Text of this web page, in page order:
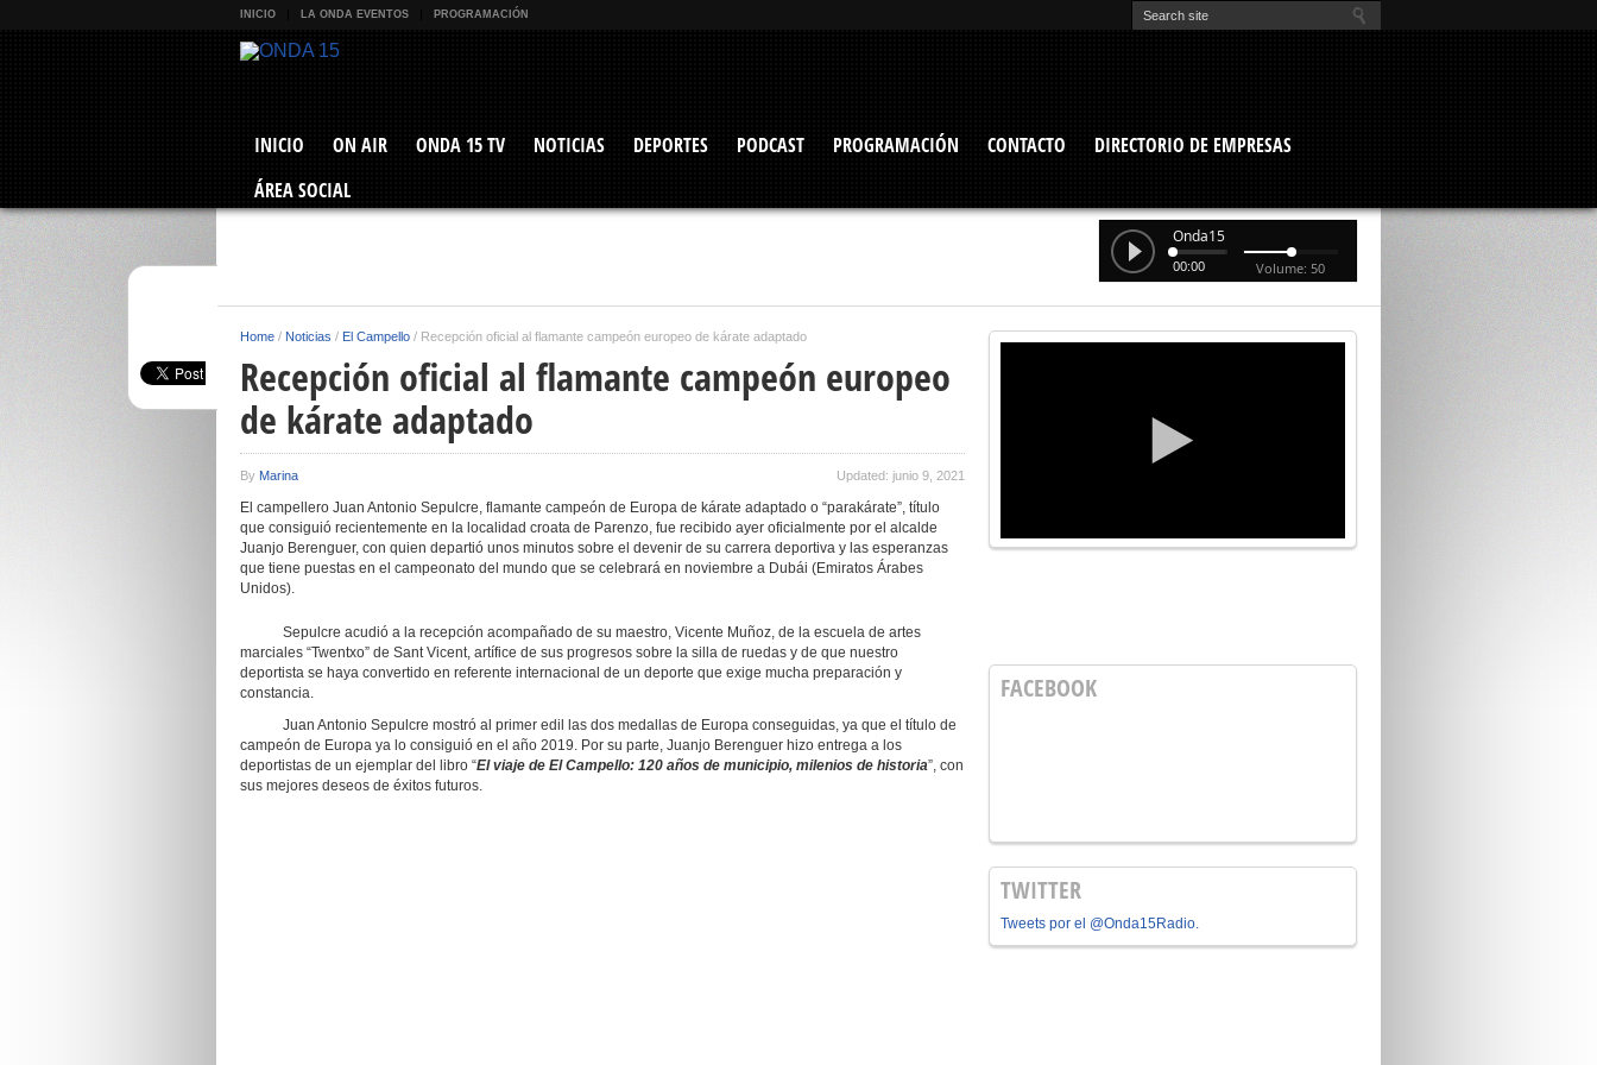
INICIO LA ONDA EVENTOS PROGRAMACIÓN
INICIO ON AIR ONDA 15 TV NOTICIAS DEPORTES PODCAST PROGRAMACIÓN CONTACTO
DIRECTORIO DE EMPRESAS
ÁREA SOCIAL
Onda15
00:00 Volume: 50
Home / Noticias / El Campello / Recepción oficial al flamante campeón europeo de kárate adaptado
Recepción oficial al flamante campeón europeo
de kárate adaptado
By Marina Updated: junio 9, 2021
El campellero Juan Antonio Sepulcre, flamante campeón de Europa de kárate adaptado o “parakárate”, título
que consiguió recientemente en la localidad croata de Parenzo, fue recibido ayer oficialmente por el alcalde
Juanjo Berenguer, con quien departió unos minutos sobre el devenir de su carrera deportiva y las esperanzas
que tiene puestas en el campeonato del mundo que se celebrará en noviembre a Dubái (Emiratos Árabes
Unidos).
Sepulcre acudió a la recepción acompañado de su maestro, Vicente Muñoz, de la escuela de artes
marciales “Twentxo” de Sant Vicent, artífice de sus progresos sobre la silla de ruedas y de que nuestro
deportista se haya convertido en referente internacional de un deporte que exige mucha preparación y
constancia.
Juan Antonio Sepulcre mostró al primer edil las dos medallas de Europa conseguidas, ya que el título de
campeón de Europa ya lo consiguió en el año 2019. Por su parte, Juanjo Berenguer hizo entrega a los
deportistas de un ejemplar del libro “El viaje de El Campello: 120 años de municipio, milenios de historia”, con
sus mejores deseos de éxitos futuros.
FACEBOOK
TWITTER
Tweets por el @Onda15Radio.